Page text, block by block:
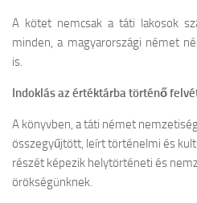
A kötet nemcsak a táti lakosok
minden, a magyarországi német
is.
Indoklás az értéktárba történő
A könyvben, a táti német
összegyűjtött, leírt történelmi és
részét képezik helytörténeti és
örökségünknek.